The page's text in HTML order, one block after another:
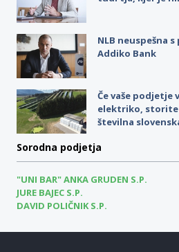
NLB neuspešna
Addiko Bank
Če vaše podjetje
elektriko, storite
številna
Sorodna podjetja
"UNI BAR" ANKA GRUDEN S.P.
JURE BAJEC S.P.
DAVID POLIČNIK S.P.